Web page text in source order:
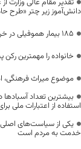
دانش‌آموز زیر چتر «طرح
۱۸۵ بیمار هموفیلی در خراسان جنوبی تحت پوشش خدمات بیمه سلامت قرار دارند
خانواده را مهمترین
موضوع میراث
بیشترین تعداد
استفاده از اعتبارات ملی
یکی از سیاست‌های
خدمت به مردم است